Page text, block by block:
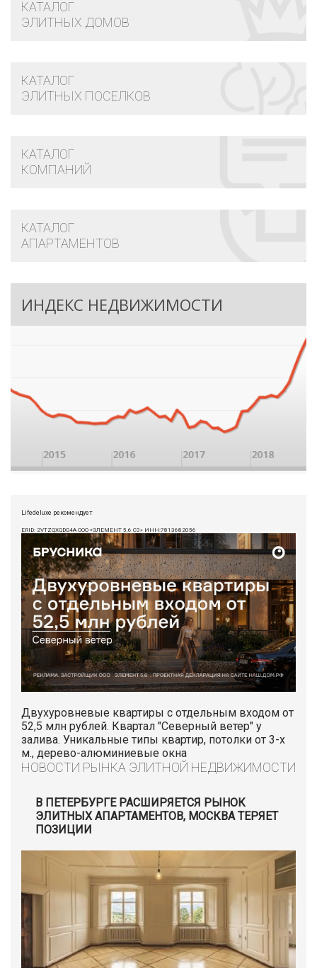
КАТАЛОГ
ЭЛИТНЫХ ДОМОВ
КАТАЛОГ
ЭЛИТНЫХ ПОСЕЛКОВ
КАТАЛОГ
КОМПАНИЙ
КАТАЛОГ
АПАРТАМЕНТОВ
ИНДЕКС НЕДВИЖИМОСТИ
Lifedeluxe рекомендует
ERID: 2VTZQXQDG4A ООО «ЭЛЕМЕНТ 5,6 СЗ» ИНН:7813682056
Двухуровневые квартиры с отдельным входом от
52,5 млн рублей. Квартал "Северный ветер" у
залива. Уникальные типы квартир, потолки от 3-х
м., дерево-алюминиевые окна
НОВОСТИ РЫНКА ЭЛИТНОЙ НЕДВИЖИМОСТИ
В ПЕТЕРБУРГЕ РАСШИРЯЕТСЯ РЫНОК
ЭЛИТНЫХ АПАРТАМЕНТОВ, МОСКВА ТЕРЯЕТ
ПОЗИЦИИ